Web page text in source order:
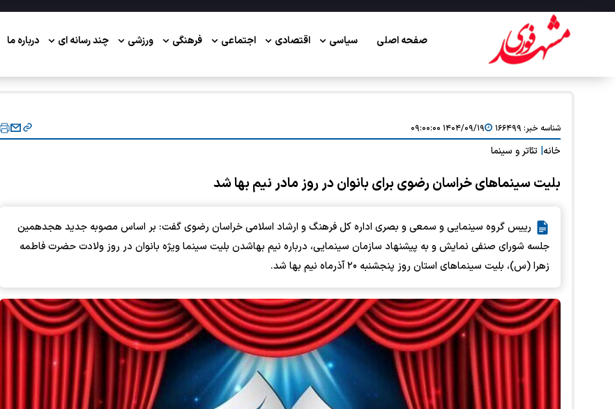
صفحه اصلی سیاسی اقتصادی اجتماعی فرهنگی ورزشی چند رسانه ای درباره ما
شناسه خبر: ۱۶۶۴۹۹ ۱۴۰۴/۰۹/۱۹ ۰۹:۰۰:۰۰
خانه تئاتر و سینما
بلیت سینماهای خراسان رضوی برای بانوان در روز مادر نیم بها شد
رییس گروه سینمایی و سمعی و بصری اداره کل فرهنگ و ارشاد اسلامی خراسان رضوی گفت: بر اساس مصوبه جدید هجدهمین
جلسه شورای صنفی نمایش و به پیشنهاد سازمان سینمایی، درباره نیم بهاشدن بلیت سینما ویژه بانوان در روز ولادت حضرت فاطمه
زهرا (س)، بلیت سینماهای استان روز پنجشنبه ۲۰ آذرماه نیم بها شد.